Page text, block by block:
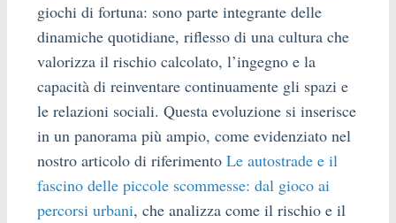
giochi di fortuna: sono parte integrante delle
dinamiche quotidiane, riflesso di una cultura che
valorizza il rischio calcolato, l’ingegno e la
capacità di reinventare continuamente gli spazi e
le relazioni sociali. Questa evoluzione si inserisce
in un panorama più ampio, come evidenziato nel
nostro articolo di riferimento Le autostrade e il
fascino delle piccole scommesse: dal gioco ai
percorsi urbani, che analizza come il rischio e il